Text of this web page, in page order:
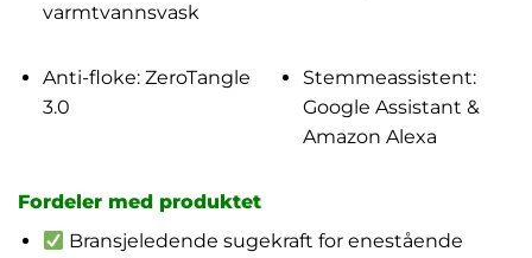
varmtvannsvask
Anti-floke: ZeroTangle
3.0
Stemmeassistent:
Google Assistant &
Amazon Alexa
Fordeler med produktet
Bransjeledende sugekraft for enestående